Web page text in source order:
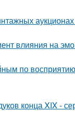
влияния на
по
конца XIX -